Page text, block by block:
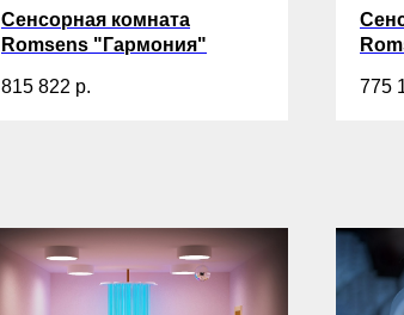
Сенсорная комната
Romsens "Гармония"
815 822 р. 775